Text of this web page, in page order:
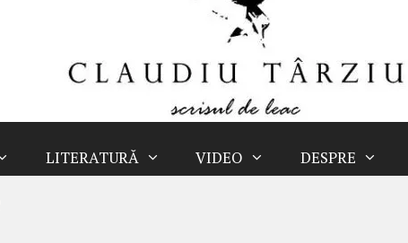
LITERATURĂ VIDEO DESPRE